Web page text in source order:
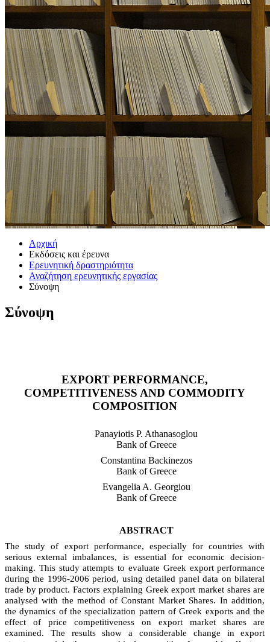
Αρχική
Εκδόσεις και έρευνα
Ερευνητική δραστηριότητα
Αναζήτηση ερευνητικής εργασίας
Σύνοψη
Σύνοψη
EXPORT PERFORMANCE,
COMPETITIVENESS AND COMMODITY
COMPOSITION
Panayiotis P. Athanasoglou
Bank of Greece
Constantina Backinezos
Bank of Greece
Evangelia A. Georgiou
Bank of Greece
ABSTRACT
The study of export performance, especially for countries with
serious external imbalances, is essential for economic decision-
making. This study attempts to evaluate Greek export performance
during the 1996-2006 period, using detailed panel data on bilateral
trade by product. Factors explaining Greek export market shares are
analysed with the method of Constant Market Shares. In addition,
the dynamics of the specialization pattern of Greek exports and the
effect of price competitiveness on export market shares are
examined. The results show a considerable change in export